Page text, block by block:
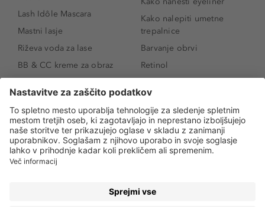
Lash Idôle Mascara
Mastni lasje
Riževa voda za lase
BB & CC kreme za obraz
SPF 30
Senčila za oči
Tekoči puder
Ličenje povešenih vek
Kako povečati oči
Kako nalepiti umetne
trepalnice
Barvanje obrvi
Retinol
Niacinamid
Rozacea
Salicilna kislina